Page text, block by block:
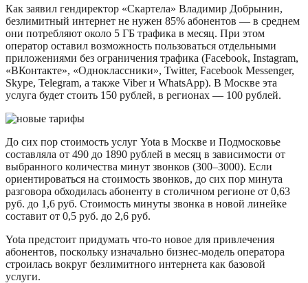
Как заявил гендиректор «Скартела» Владимир Добрынин,
безлимитный интернет не нужен 85% абонентов — в среднем
они потребляют около 5 ГБ трафика в месяц. При этом
оператор оставил возможность пользоваться отдельными
приложениями без ограничения трафика (Facebook, Instagram,
«ВКонтакте», «Одноклассники», Twitter, Facebook Messenger,
Skype, Telegram, а также Viber и WhatsApp). В Москве эта
услуга будет стоить 150 рублей, в регионах — 100 рублей.
До сих пор стоимость услуг Yota в Москве и Подмосковье
составляла от 490 до 1890 рублей в месяц в зависимости от
выбранного количества минут звонков (300–3000). Если
ориентироваться на стоимость звонков, до сих пор минута
разговора обходилась абоненту в столичном регионе от 0,63
руб. до 1,6 руб. Стоимость минуты звонка в новой линейке
составит от 0,5 руб. до 2,6 руб.
Yota предстоит придумать что-то новое для привлечения
абонентов, поскольку изначально бизнес-модель оператора
строилась вокруг безлимитного интернета как базовой
услуги.